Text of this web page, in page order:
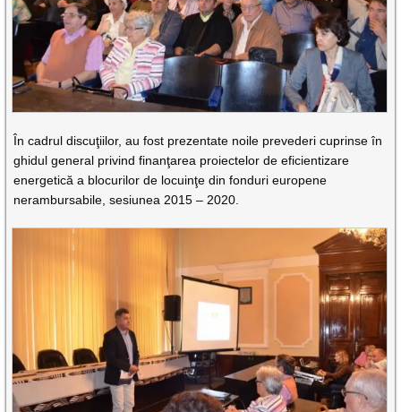
În cadrul discuţiilor, au fost prezentate noile prevederi cuprinse în
ghidul general privind finanţarea proiectelor de eficientizare
energetică a blocurilor de locuinţe din fonduri europene
nerambursabile, sesiunea 2015 – 2020.